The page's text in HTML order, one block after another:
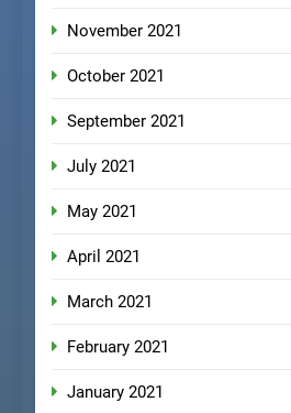
November 2021
October 2021
September 2021
July 2021
May 2021
April 2021
March 2021
February 2021
January 2021